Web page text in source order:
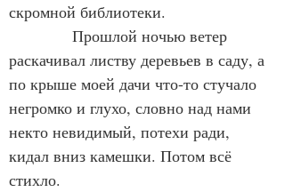
скромной библиотеки.
Прошлой ночью ветер
раскачивал листву деревьев в саду, а
по крыше моей дачи что-то стучало
негромко и глухо, словно над нами
некто невидимый, потехи ради,
кидал вниз камешки. Потом всё
стихло.